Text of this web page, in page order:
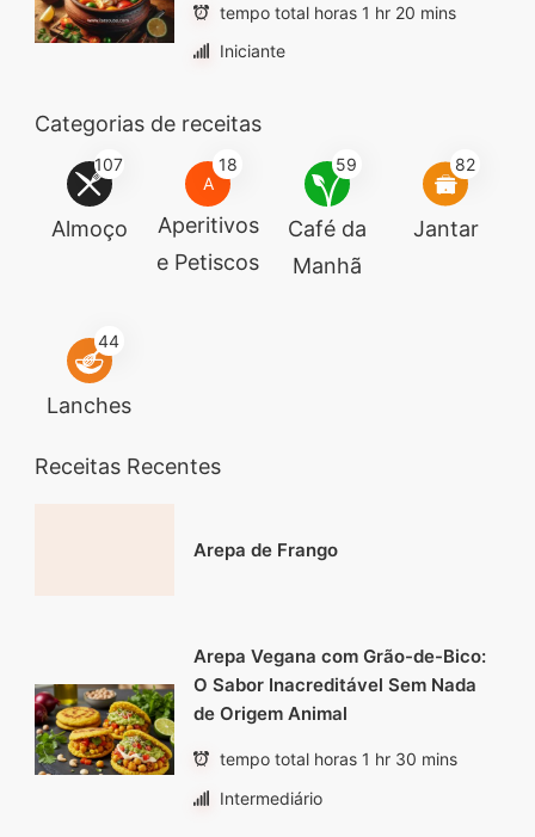
tempo total horas 1 hr 20 mins
Iniciante
Categorias de receitas
107
Almoço
A
18
Aperitivos
e Petiscos
59
Café da
Manhã
82
Jantar
44
Lanches
Receitas Recentes
Arepa de Frango
Arepa Vegana com Grão-de-Bico:
O Sabor Inacreditável Sem Nada
de Origem Animal
tempo total horas 1 hr 30 mins
Intermediário